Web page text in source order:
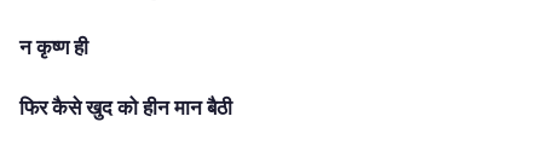
न कृष्ण ही
फिर कैसे खुद को हीन मान बैठी